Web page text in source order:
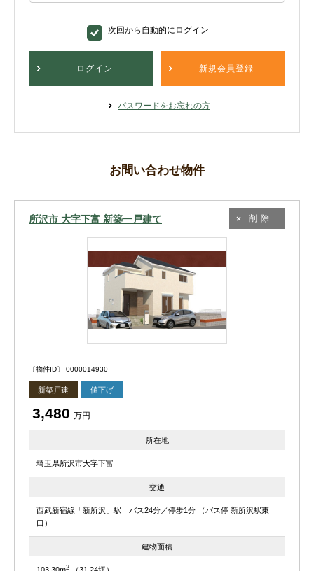
次回から自動的にログイン
ログイン 新規会員登録
パスワードをお忘れの方
お問い合わせ物件
所沢市 大字下富 新築一戸建て 削除
〔物件ID〕 0000014930
新築戸建 値下げ
3,480 万円
所在地
埼玉県所沢市大字下富
交通
西武新宿線「新所沢」駅 バス24分／停歩1分 （バス停 新所沢駅東
口）
建物面積
2